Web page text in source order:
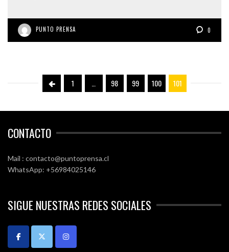
PUNTO PRENSA 0
1 98 99 100 101
CONTACTO
Mail : contacto@puntoprensa.cl
WhatsApp: +56984025146
SIGUE NUESTRAS REDES SOCIALES